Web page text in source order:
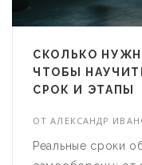
СКОЛЬКО
ЧТОБЫ
СРОК И ЭТАПЫ
ОТАЛЕКСАНДР
Реальные сроки